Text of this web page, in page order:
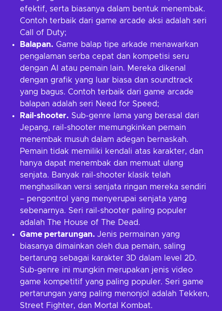
efektif, serta biasanya dalam bentuk menembak.
Contoh terbaik dari game arcade aksi adalah seri
Call of Duty;
Balapan. Game balap tipe arkade menawarkan
pengalaman serba cepat dan kompetisi seru
dengan AI atau pemain lain. Mereka dikenal
dengan grafik yang luar biasa dan soundtrack
yang bagus. Contoh terbaik dari game arcade
balapan adalah seri Need for Speed;
Rail-shooter. Sub-genre lama yang berasal dari
Jepang, rail-shooter memungkinkan pemain
menembak musuh dalam adegan bernaskah.
Pemain tidak memiliki kendali atas karakter, dan
hanya dapat menembak dan memuat ulang
senjata. Banyak rail-shooter klasik telah
menghasilkan versi senjata ringan mereka sendiri
– pengontrol yang menyerupai senjata yang
sebenarnya. Seri rail-shooter paling populer
adalah The House of The Dead.
Game pertarungan. Jenis permainan yang
biasanya dimainkan oleh dua pemain, saling
bertarung sebagai karakter 3D dalam level 2D.
Sub-genre ini mungkin merupakan jenis video
game kompetitif yang paling populer. Seri game
pertarungan yang paling menonjol adalah Tekken,
Street Fighter, dan Mortal Kombat.